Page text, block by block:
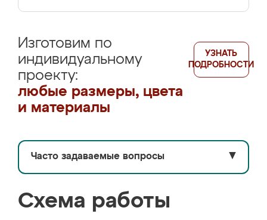
Изготовим по
индивидуальному
проекту:
любые размеры, цвета
и материалы
УЗНАТЬ
ПОДРОБНОСТИ
Часто задаваемые вопросы ▼
Схема работы